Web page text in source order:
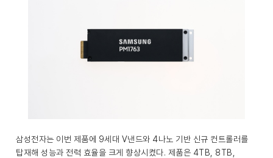
삼성전자는 이번 제품에 9세대 V낸드와 4나노 기반 신규 컨트롤러를
탑재해 성능과 전력 효율을 크게 향상시켰다. 제품은 4TB, 8TB,